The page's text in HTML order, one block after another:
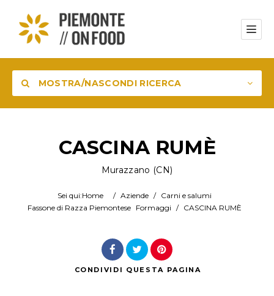
MOSTRA/NASCONDI RICERCA
ProdottoCASCINA RUMÈ
Murazzano (CN)
Sei qui:Home / Aziende / Carni e salumi
Fassone di Razza Piemontese Formaggi / CASCINA RUMÈ
CONDIVIDI QUESTA PAGINA